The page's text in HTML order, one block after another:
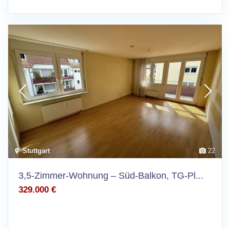
22
Stuttgart
3,5-Zimmer-Wohnung – Süd-Balkon, TG-Pl...
329.000 €